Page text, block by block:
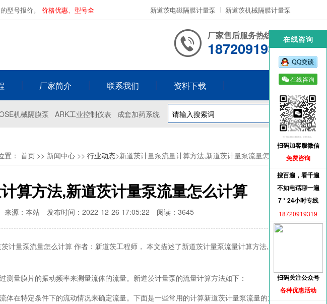
型号报价。 价格优惠、型号全 新道茨电磁隔膜计量泵 新道茨机械隔膜计量泵
厂家售后服务热线
18720919319
厂家简介 联系我们 资料下载
机械隔膜泵 ARK工业控制仪表 成套加药系统
置： 首页 >> 新闻中心 >> 行业动态>新道茨计量泵流量计算方法,新道茨计量泵流量怎么计算
算方法,新道茨计量泵流量怎么计算
来源：本站 发布时间：2022-12-26 17:05:22 阅读：3645
计量泵流量怎么计算 作者：新道茨工程师， 本文描述了新道茨计量泵流量计算方法,新道茨
测量膜片的振动频率来测量流体的流量。 新道茨计量泵的流量计算方法如下：
在特定条件下的流动情况来确定流量。下面是一些常用的计算新道茨计量泵流量的方法：
在线咨询
在线咨询
扫码加客服微信
免费咨询
搜百遍，看千遍
不如电话聊一遍
7 * 24小时专线
18720919319
扫码关注公众号
各种优惠活动